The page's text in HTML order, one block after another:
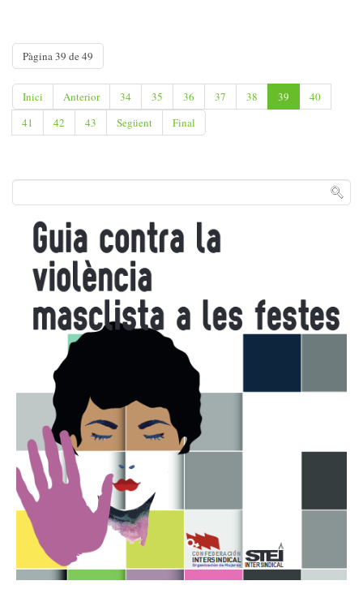
Pàgina 39 de 49
Inici Anterior 34 35 36 37 38 39
40
41
42 43 Següent Final